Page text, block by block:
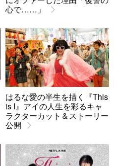
心で……」
はるな愛の半生を描く『This
is I』アイの人生を彩るキャ
ラクターカット＆ストーリー
公開